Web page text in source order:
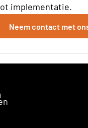
implementatie.
Neem contact met